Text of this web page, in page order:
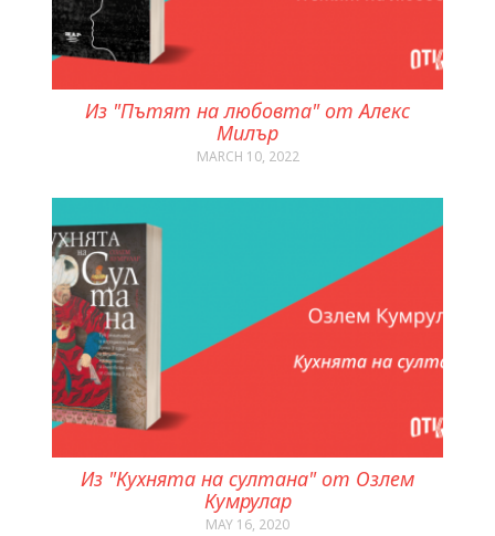
Из "Пътят на любовта" от Алекс
Милър
MARCH 10, 2022
Из "Кухнята на султана" от Озлем
Кумрулар
MAY 16, 2020